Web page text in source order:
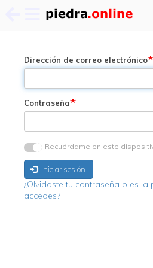
contenido
principal
Dirección de correo electrónico
Contraseña
Recuérdame en este
Iniciar sesión
¿Olvidaste tu contraseña o es la
accedes?